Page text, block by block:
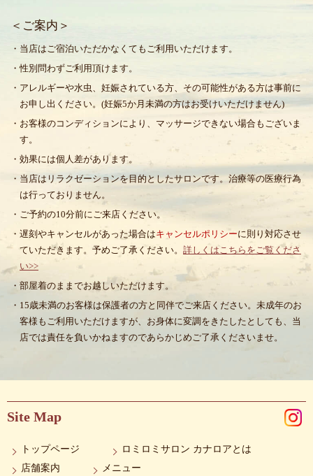
＜ご案内＞
・当店はご宿泊いただかなくてもご利用いただけます。
・性別問わずご利用頂けます。
・アレルギーや水虫、妊娠されている方、その可能性がある方は事前に
お申し出ください。(妊娠5か月未満の方はお受けいただけません)
・お客様のコンディションにより、マッサージできない場合もございま
す。
・効果には個人差があります。
・当店はリラクゼーションを目的としたサロンです。治療等の医療行為
は行っておりません。
・ご予約の10分前にご来店ください。
・遅刻やキャンセルがあった場合はキャンセルポリシーに則り対応させ
ていただきます。予めご了承ください。 詳しくはこちらをご覧くださ
い>>
・部屋着のままでお越しいただけます。
・15歳未満のお客様は保護者の方と同伴でご来店ください。未成年のお
客様もご利用いただけますが、お身体に変調をきたしたとしても、当
店では責任を負いかねますのであらかじめご了承くださいませ。
Site Map
トップページ
ロミロミサロン カナロアとは
店舗案内
メニュー